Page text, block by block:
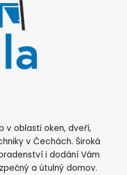
v oblasti oken, dveří,
v Čechách. Široká
i dodání Vám
a útulný domov.